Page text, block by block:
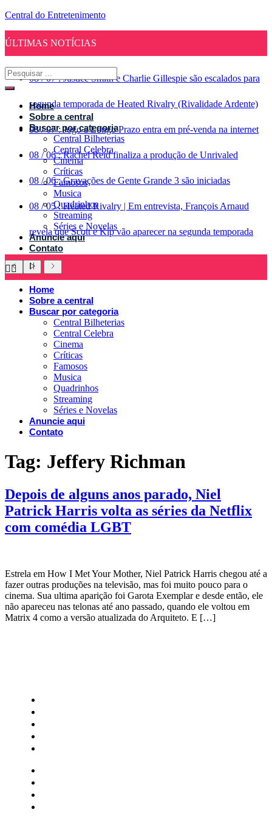
Central do Entretenimento
ÚLTIMAS NOTÍCIAS
08 / 07 : Justice Smith e Charlie Gillespie são escalados para
segunda temporada de Heated Rivalry (Rivalidade Ardente)
08 / 07 : Jogo a Longo Prazo entra em pré-venda na internet
08 / 06 : Rachel Reid finaliza a produção de Unrivaled
08 / 06 : Gravações de Gente Grande 3 são iniciadas
08 / 05 : Heated Rivalry | Em entrevista, François Arnaud
revela que Scott e Kip vão aparecer na segunda temporada
Home
Sobre a central
Buscar por categoria
Central Bilheterias
Central Celebra
Cinema
Críticas
Famosos
Musica
Quadrinhos
Streaming
Séries e Novelas
Anuncie aqui
Contato
Home
Sobre a central
Buscar por categoria
Central Bilheterias
Central Celebra
Cinema
Críticas
Famosos
Musica
Quadrinhos
Streaming
Séries e Novelas
Anuncie aqui
Contato
Tag: Jeffery Richman
Depois de alguns anos parado, Niel
Patrick Harris volta as séries da Netflix
com comédia LGBT
Estrela em How I Met Your Mother, Niel Patrick Harris chegou até a
fazer outras produções na televisão, mas foi muito pouco para o
cinema. Sua ultima aparição foi Garota Exemplar e desde então, ele
não apareceu nas telonas até ano passado, quando ele voltou em
Matrix 4 como a versão atualizada do Arquiteto. E […]